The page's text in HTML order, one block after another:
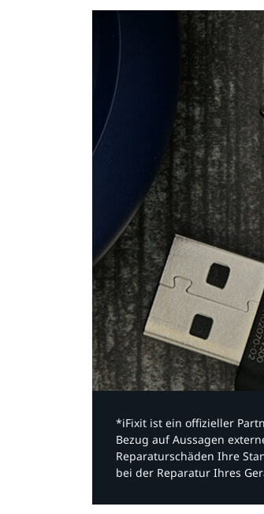
*iFixit ist ein offizieller
Bezug auf Aussagen
Reparaturschäden Ihre
bei der Reparatur Ihres